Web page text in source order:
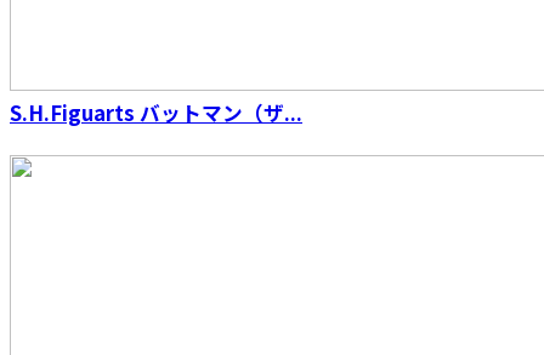
S.H.Figuarts バットマン（ザ...